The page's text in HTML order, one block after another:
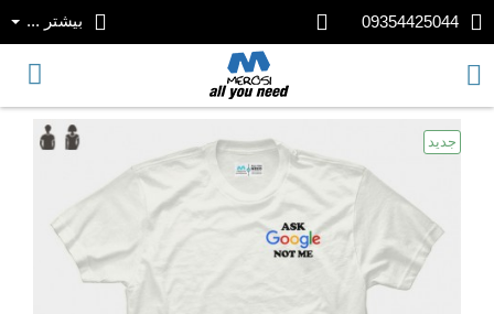
09354425044 بیشتر ...
جدید